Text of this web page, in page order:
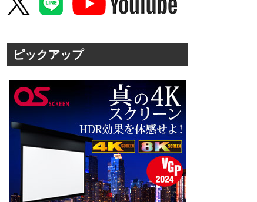
ピックアップ